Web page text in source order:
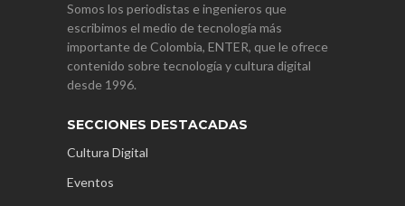
Somos los periodistas e ingenieros que
escribimos el medio de tecnología más
importante de Colombia, ENTER, que le ofrece
contenido sobre tecnología y cultura digital
desde 1996.
SECCIONES DESTACADAS
Cultura Digital
Eventos